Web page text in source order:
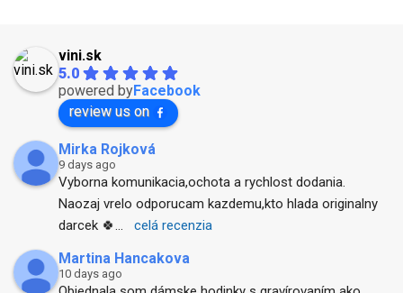
vini.sk
5.0
powered byFacebook
review us on
Mirka Rojková
9 days ago
Vyborna komunikacia,ochota a rychlost dodania.
Naozaj vrelo odporucam kazdemu,kto hlada originalny
darcek 🍀... celá recenzia
Martina Hancakova
10 days ago